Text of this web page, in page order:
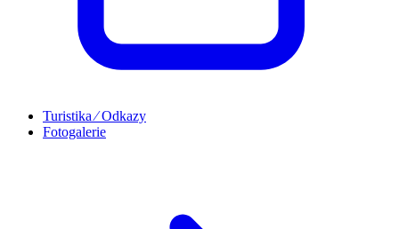
Turistika ⁄ Odkazy
Fotogalerie